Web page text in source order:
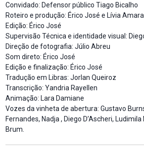
Convidado: Defensor público Tiago Bicalho
Roteiro e produção: Érico José e Lívia Amaral
Edição: Érico José
Supervisão Técnica e identidade visual:
Direção de fotografia: Júlio Abreu
Som direto: Érico José
Edição e finalização: Érico José
Tradução em Libras: Jorlan Queiroz
Transcrição: Yandria Rayellen
Animação: Lara Damiane
Vozes da vinheta de abertura: Gustavo
Fernandes, Nadja , Diego D’Ascheri,
Brum.